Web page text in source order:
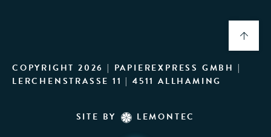
COPYRIGHT 2026 | PAPIEREXPRESS GMBH |
LERCHENSTRASSE 11 | 4511 ALLHAMING
SITE BY LEMONTEC